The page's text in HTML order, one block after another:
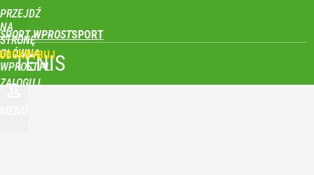
PRZEJDŹ
NA
STRONĘ
GŁÓWNĄ
WPROST.PL
SPORT WPROST
ZALOGUJ
TENIS